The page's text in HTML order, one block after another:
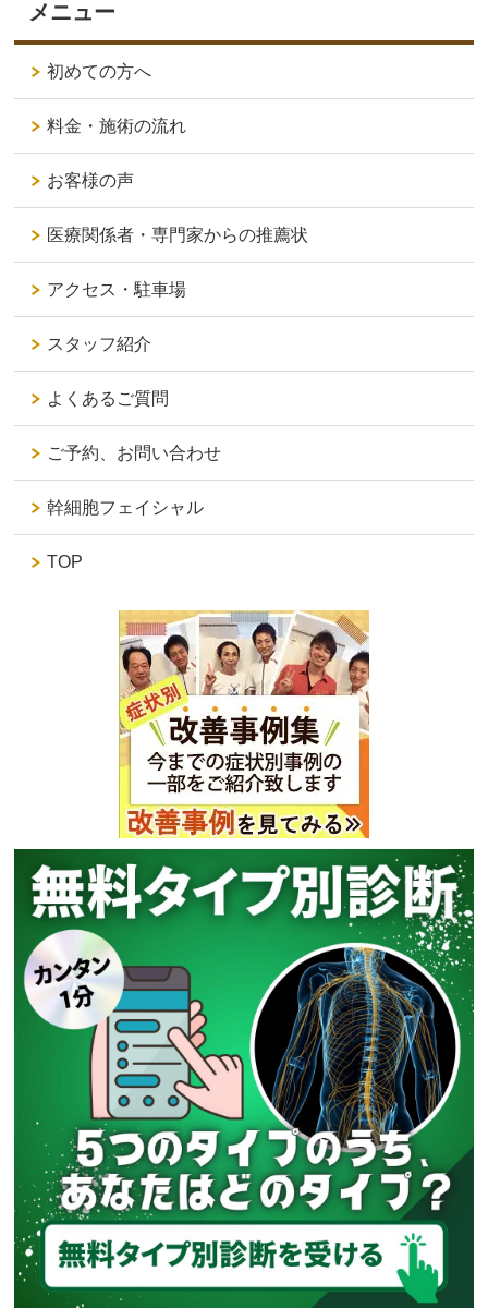
メニュー
初めての方へ
料金・施術の流れ
お客様の声
医療関係者・専門家からの推薦状
アクセス・駐車場
スタッフ紹介
よくあるご質問
ご予約、お問い合わせ
幹細胞フェイシャル
TOP